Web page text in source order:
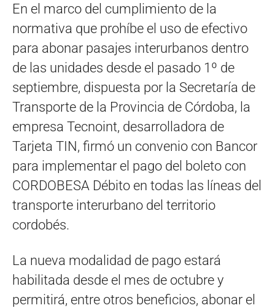
En el marco del cumplimiento de la
normativa que prohíbe el uso de efectivo
para abonar pasajes interurbanos dentro
de las unidades desde el pasado 1º de
septiembre, dispuesta por la Secretaría de
Transporte de la Provincia de Córdoba, la
empresa Tecnoint, desarrolladora de
Tarjeta TIN, firmó un convenio con Bancor
para implementar el pago del boleto con
CORDOBESA Débito en todas las líneas del
transporte interurbano del territorio
cordobés.
La nueva modalidad de pago estará
habilitada desde el mes de octubre y
permitirá, entre otros beneficios, abonar el